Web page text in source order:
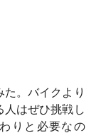
。バイクより
人はぜひ挑戦し
りと必要なの